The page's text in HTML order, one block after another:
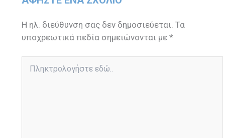
Η ηλ. διεύθυνση σας δεν δημοσιεύεται. Τα
υποχρεωτικά πεδία σημειώνονται με*
εδώ..